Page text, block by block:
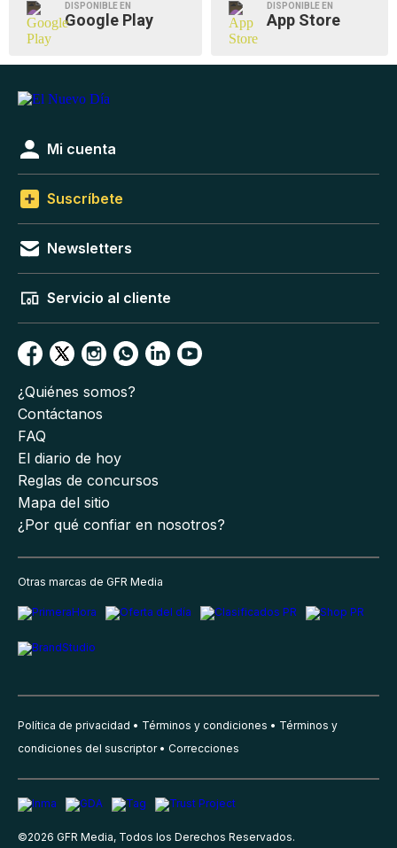
DISPONIBLE EN
Google Play
DISPONIBLE EN
App Store
Mi cuenta
Suscríbete
Newsletters
Servicio al cliente
¿Quiénes somos?
Contáctanos
FAQ
El diario de hoy
Reglas de concursos
Mapa del sitio
¿Por qué confiar en nosotros?
Otras marcas de GFR Media
Política de privacidad Términos y condiciones
Términos y
condiciones del suscriptor
Correcciones
©2026 GFR Media, Todos los Derechos Reservados.